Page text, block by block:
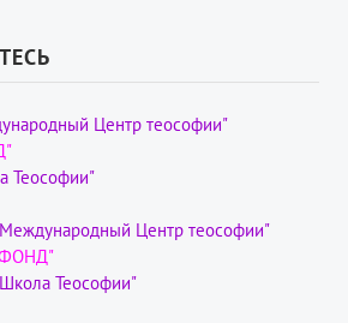
Центр теософии"
Теософии"
Центр теософии"
Теософии"